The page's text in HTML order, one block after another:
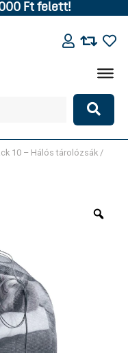
Ft felett!
10 – Hálós tárolózsák /